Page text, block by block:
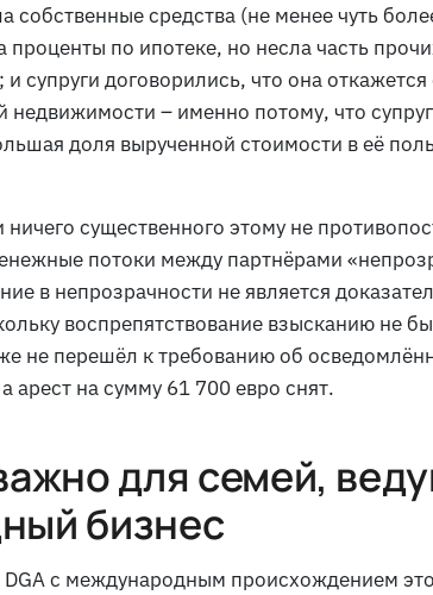
собственные средства (не менее чуть
по ипотеке, но несла часть
супруги договорились, что она
недвижимости – именно потому, что
доля вырученной стоимости в её
ничего существенного этому не
потоки между партнёрами
в непрозрачности не является
воспрепятствование взысканию не
не перешёл к требованию об
арест на сумму 61 700 евро снят.
для семей,
бизнес
с международным происхождением